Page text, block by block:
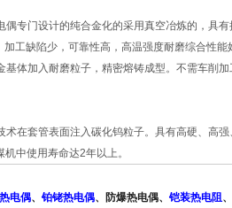
专门设计的纯合金化的采用真空冶炼的，具有
工缺陷少，可靠性高，高温强度耐磨综合性
体加入耐磨粒子，精密熔铸成型。不需车削
在套管表面注入碳化钨粒子。具有高硬、高
中使用寿命达2年以上。
电偶、 铂铑热电偶、防爆热电偶、 铠装热电阻、